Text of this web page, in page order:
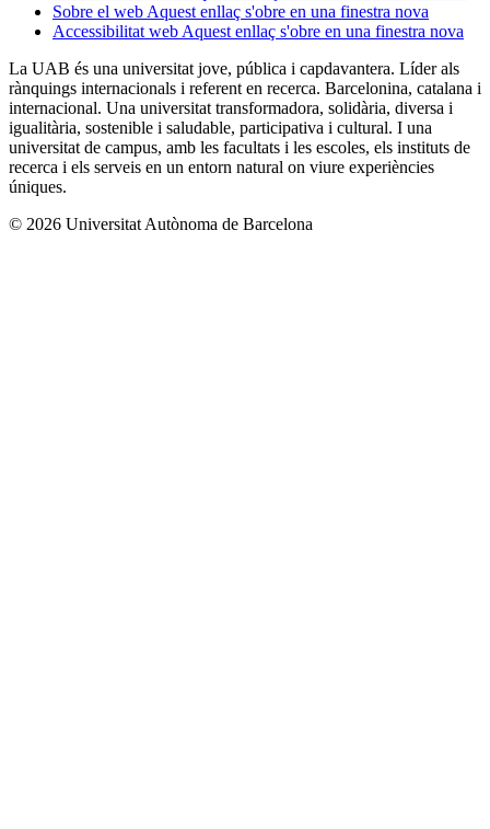
Sobre el webAquest enllaç s'obre en una finestra nova
Accessibilitat webAquest enllaç s'obre en una finestra nova
La UAB és una universitat jove, pública i capdavantera. Líder als
rànquings internacionals i referent en recerca. Barcelonina, catalana i
internacional. Una universitat transformadora, solidària, diversa i
igualitària, sostenible i saludable, participativa i cultural. I una
universitat de campus, amb les facultats i les escoles, els instituts de
recerca i els serveis en un entorn natural on viure experiències
úniques.
© 2026 Universitat Autònoma de Barcelona